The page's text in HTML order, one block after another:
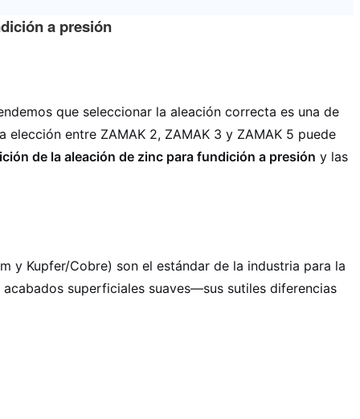
a presión
que seleccionar la aleación correcta es una de
entre ZAMAK 2, ZAMAK 3 y ZAMAK 5 puede
de la aleación de zinc para fundición a presión y las
y Kupfer/Cobre) son el estándar de la industria para la
superficiales suaves—sus sutiles diferencias